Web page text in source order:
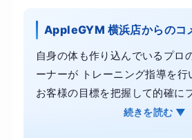
AppleGYM 横浜店からのコ
自身の体も作り込んでいるプロ
ーナーが トレーニング指導を行
お客様の目標を把握して的確に
立て ていくので自己流よりも格
続きを読む ▼